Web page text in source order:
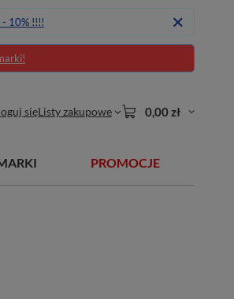
10% !!!!
sięListy zakupowe 0,00 zł
PROMOCJE